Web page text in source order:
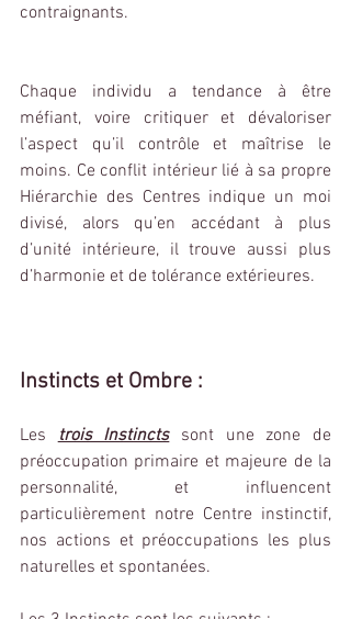
contraignants.
Chaque individu a tendance à être
méfiant, voire critiquer et dévaloriser
l’aspect qu’il contrôle et maîtrise le
moins. Ce conflit intérieur lié à sa propre
Hiérarchie des Centres indique un moi
divisé, alors qu’en accédant à plus
d’unité intérieure, il trouve aussi plus
d’harmonie et de tolérance extérieures.
Instincts et Ombre :
Les trois Instincts sont une zone de
préoccupation primaire et majeure de la
personnalité, et influencent
particulièrement notre Centre instinctif,
nos actions et préoccupations les plus
naturelles et spontanées.